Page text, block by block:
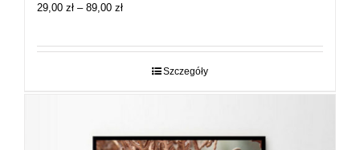
29,00 zł – 89,00 złZakres
29,00 zł
Szczegóły